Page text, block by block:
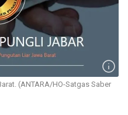
(ANTARA/HO-Satgas Saber